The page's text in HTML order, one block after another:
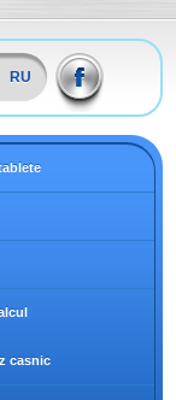
RU
casnic